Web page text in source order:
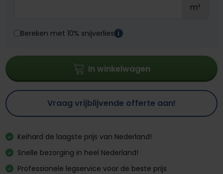
m²
Bereken met 10% snijverlies i
In winkelwagen
Vraag vrijblijvende offerte aan!
Keihard de laagste prijs van Nederland!
Snelle bezorging in heel Nederland!
Professionele legservice voor de beste prijs